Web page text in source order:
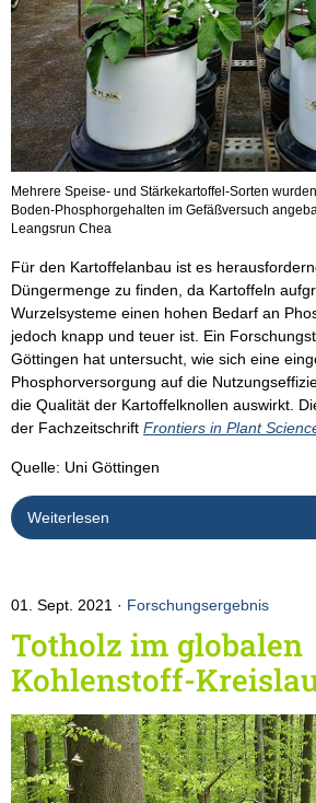
Mehrere Speise- und Stärkekartoffel-Sorten
Boden-Phosphorgehalten im Gefäßversuch
Leangsrun Chea
Für den Kartoffelanbau ist es
Düngermenge zu finden, da Kartoffeln
Wurzelsysteme einen hohen Bedarf an
jedoch knapp und teuer ist. Ein
Göttingen hat untersucht, wie sich eine
Phosphorversorgung auf die
die Qualität der Kartoffelknollen auswirkt.
der Fachzeitschrift Frontiers in Plant
Quelle: Uni Göttingen
Weiterlesen
01. Sept. 2021 Forschungsergebnis
Totholz im globalen
Kohlenstoff-